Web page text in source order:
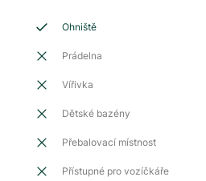
Ohniště
Prádelna
Vířivka
Dětské bazény
Přebalovací místnost
Přístupné pro vozíčkáře